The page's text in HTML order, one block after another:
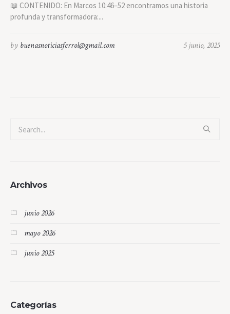
📖 CONTENIDO: En Marcos 10:46–52 encontramos una historia
profunda y transformadora:...
5 junio, 2025
by buenasnoticiasferrol@gmail.com
Archivos
junio 2026
mayo 2026
junio 2025
Categorías